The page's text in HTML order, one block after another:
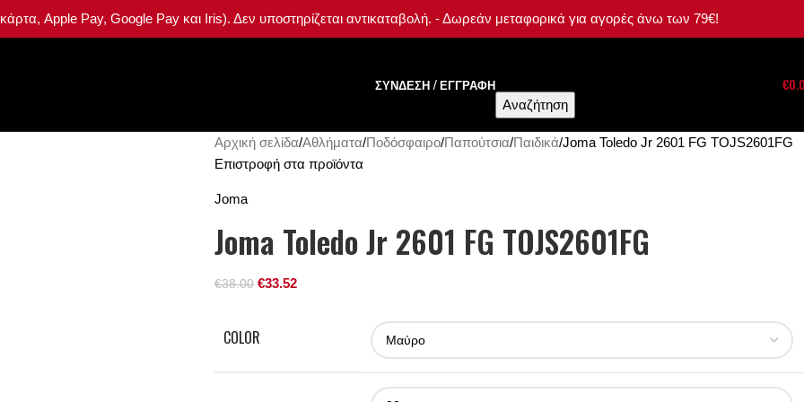
Apple Pay, Google Pay και Iris). Δεν υποστηρίζεται αντικαταβολή. - Δωρεάν μεταφορικά για αγορές άνω των 79€!
ΣΎΝΔΕΣΗ / ΕΓΓΡΑΦΉ
Αναζήτηση
€
Αρχική σελίδα Αθλήματα Ποδόσφαιρο Παπούτσια Παιδικά Joma Toledo Jr 2601 FG TOJS2601FG
Επιστροφή στα προϊόντα
Joma
Joma Toledo Jr 2601 FG TOJS2601FG
€38.00 €33.52
COLOR